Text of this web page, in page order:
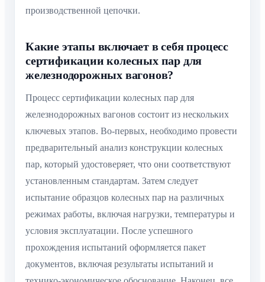
производственной цепочки.
Какие этапы включает в себя процесс
сертификации колесных пар для
железнодорожных вагонов?
Процесс сертификации колесных пар для
железнодорожных вагонов состоит из нескольких
ключевых этапов. Во-первых, необходимо провести
предварительный анализ конструкции колесных
пар, который удостоверяет, что они соответствуют
установленным стандартам. Затем следует
испытание образцов колесных пар на различных
режимах работы, включая нагрузки, температуры и
условия эксплуатации. После успешного
прохождения испытаний оформляется пакет
документов, включая результаты испытаний и